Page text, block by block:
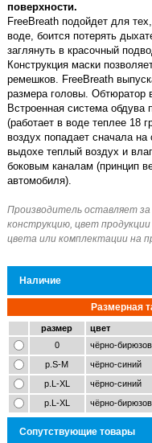
поверхности.
FreeBreath подойдет для
воде, боится потерять
заглянуть в красочный
Конструкция маски
ремешков. FreeBreath
размера головы. Обтюратор
Встроенная система обдува
(работает в воде теплее 18
воздух попадает сначала
выдохе теплый воздух и
боковым каналам (принцип
автомобиля).
Наличие
Размерная
размер цвет
0
чёрно-
р.S-M
чёрно-синий
р.L-XL
чёрно-синий
р.L-XL
чёрно-
Сопутствующие товары